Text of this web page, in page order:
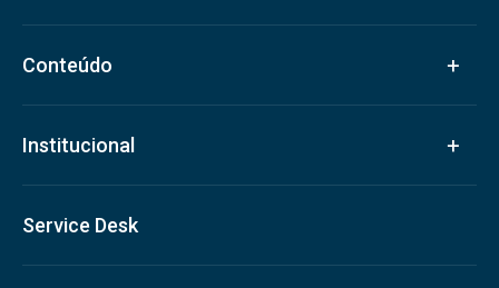
Conteúdo
Institucional
Service Desk